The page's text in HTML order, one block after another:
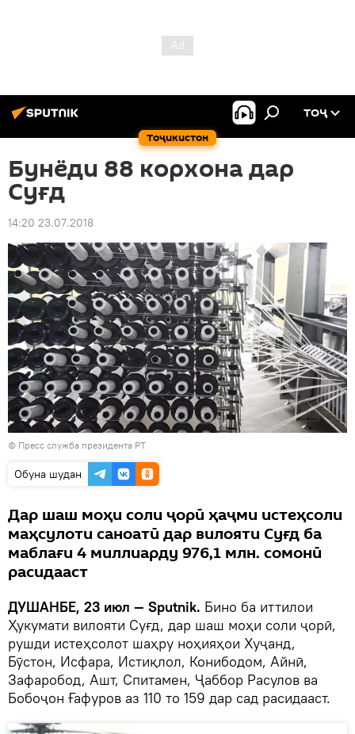
Тоҷикистон
ТОҶ
Бунёди 88 корхона дар
Суғд
14:20 23.07.2018
© Пресс служба президента РТ
Обуна шудан
Дар шаш моҳи соли ҷорӣ ҳаҷми истеҳсоли
маҳсулоти саноатӣ дар вилояти Суғд ба
маблағи 4 миллиарду 976,1 млн. сомонӣ
расидааст
ДУШАНБЕ, 23 июл — Sputnik. Бино ба иттилои
Ҳукумати вилояти Суғд, дар шаш моҳи соли ҷорӣ,
рушди истеҳсолот шаҳру ноҳияҳои Хуҷанд,
Бӯстон, Исфара, Истиқлол, Конибодом, Айнӣ,
Зафаробод, Ашт, Спитамен, Ҷаббор Расулов ва
Бобоҷон Ғафуров аз 110 то 159 дар сад расидааст.